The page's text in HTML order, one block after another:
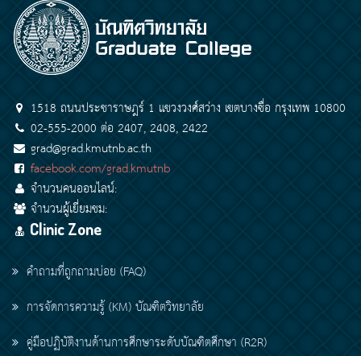
1518 ถนนประชาราษฎร์ 1 แขวงวงศ์สว่าง เขตบางซื่อ กรุงเทพ 10800
02-555-2000 ต่อ 2407, 2408, 2422
grad@grad.kmutnb.ac.th
facebook.com/grad.kmutnb
จำนวนคนออนไลน์:
จำนวนผู้เยี่ยมชม:
Clinic Zone
คำถามที่ถูกถามบ่อย (FAQ)
การจัดการความรู้ (KM) บัณฑิตวิทยาลัย
คู่มือปฏิบัติงานด้านการศึกษาระดับบัณฑิตศึกษา (R2R)